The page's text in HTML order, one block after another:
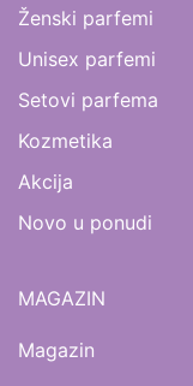
Ženski parfemi
Unisex parfemi
Setovi parfema
Kozmetika
Akcija
Novo u ponudi
MAGAZIN
Magazin